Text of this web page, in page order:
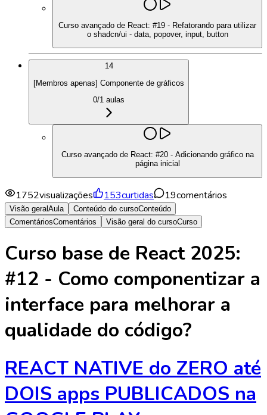
Curso avançado de React: #19 - Refatorando para utilizar
o shadcn/ui - data, popover, input, button
14
[Membros apenas] Componente de gráficos
0/1 aulas
Curso avançado de React: #20 - Adicionando gráfico na
página inicial
1752visualizações 153curtidas 19comentários
Visão geralAula Conteúdo do cursoConteúdo
ComentáriosComentários Visão geral do cursoCurso
Curso base de React 2025:
#12 - Como componentizar a
interface para melhorar a
qualidade do código?
REACT NATIVE do ZERO até
DOIS apps PUBLICADOS na